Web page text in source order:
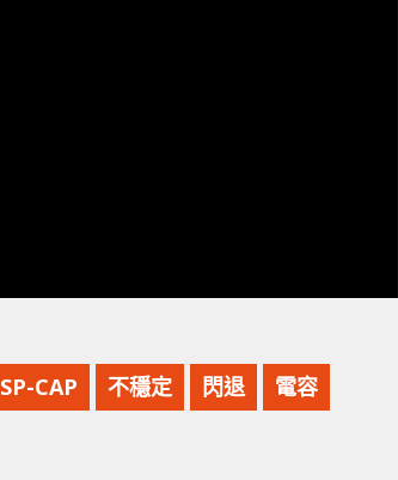
SP-CAP 不穩定 閃退 電容